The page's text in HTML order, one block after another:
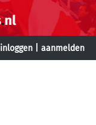
inloggen aanmelden